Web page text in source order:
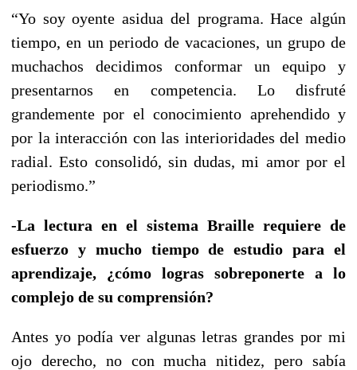
“Yo soy oyente asidua del programa. Hace algún
tiempo, en un periodo de vacaciones, un grupo de
muchachos decidimos conformar un equipo y
presentarnos en competencia. Lo disfruté
grandemente por el conocimiento aprehendido y
por la interacción con las interioridades del medio
radial. Esto consolidó, sin dudas, mi amor por el
periodismo.”
-La lectura en el sistema Braille requiere de
esfuerzo y mucho tiempo de estudio para el
aprendizaje, ¿cómo logras sobreponerte a lo
complejo de su comprensión?
Antes yo podía ver algunas letras grandes por mi
ojo derecho, no con mucha nitidez, pero sabía